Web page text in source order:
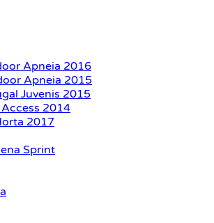
Apneia 2016
Apneia 2015
Juvenis 2015
2014
2017
Sprint